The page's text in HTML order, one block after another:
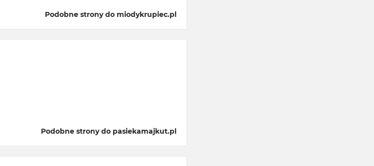
Podobne strony do miodykrupiec.pl
Podobne strony do pasiekamajkut.pl